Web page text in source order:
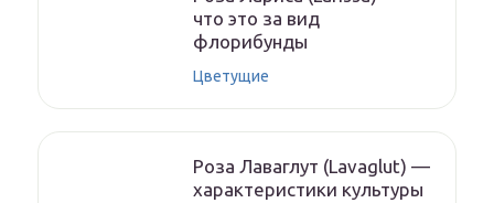
что это за вид
флорибунды
Цветущие
Роза Лаваглут (Lavaglut) —
характеристики культуры